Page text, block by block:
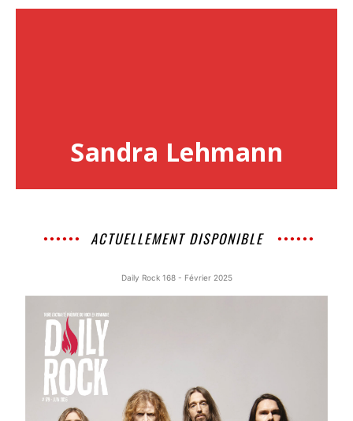
Sandra Lehmann
ACTUELLEMENT DISPONIBLE
Daily Rock 168 - Février 2025